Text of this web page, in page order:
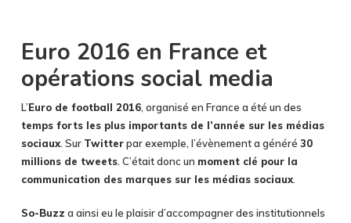
Euro 2016 en France et
opérations social media
L’Euro de football 2016, organisé en France a été un des
temps forts les plus importants de l’année sur les médias
sociaux. Sur Twitterpar exemple, l’évènement a généré 30
millions de tweets. C’était donc un moment clé pour la
communication des marques sur les médias sociaux.
So-Buzz a ainsi eu le plaisir d’accompagner des institutionnels